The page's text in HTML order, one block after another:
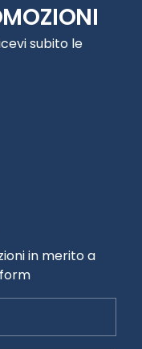
subito le
in merito a